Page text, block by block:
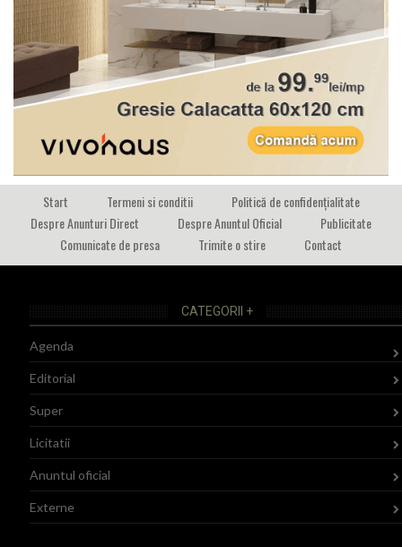
Start Termeni si conditii
Politică de confidențialitate
Despre Anunturi Direct
Despre Anuntul Oficial
Publicitate
Comunicate de presa
Trimite o stire Contact
CATEGORII +
Agenda
Editorial
Super
Licitatii
Anuntul oficial
Externe